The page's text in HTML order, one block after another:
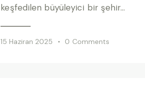
keşfedilen büyüleyici bir şehir…
15 Haziran 2025 0 Comments